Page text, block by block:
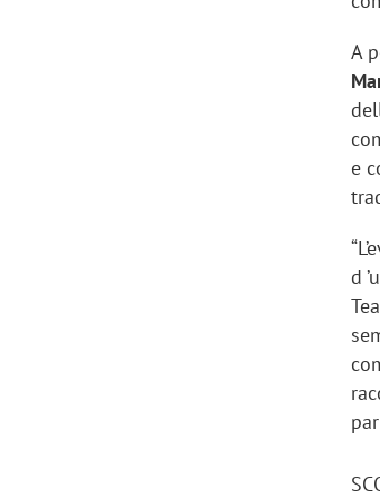
A
e
d
comunicazione crea un brand food: